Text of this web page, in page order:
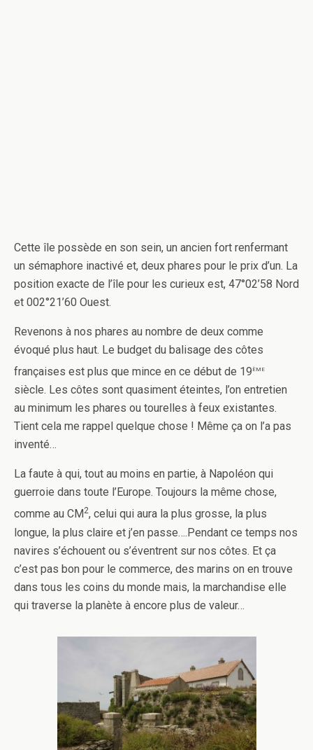
Cette île possède en son sein, un ancien fort renfermant
un sémaphore inactivé et, deux phares pour le prix d’un. La
position exacte de l’île pour les curieux est, 47°02’58 Nord
et 002°21’60 Ouest.
Revenons à nos phares au nombre de deux comme
évoqué plus haut. Le budget du balisage des côtes
françaises est plus que mince en ce début de 19ème
siècle. Les côtes sont quasiment éteintes, l’on entretien
au minimum les phares ou tourelles à feux existantes.
Tient cela me rappel quelque chose ! Même ça on l’a pas
inventé…
La faute à qui, tout au moins en partie, à Napoléon qui
guerroie dans toute l’Europe. Toujours la même chose,
comme au CM 2, celui qui aura la plus grosse, la plus
longue, la plus claire et j’en passe….Pendant ce temps nos
navires s’échouent ou s’éventrent sur nos côtes. Et ça
c’est pas bon pour le commerce, des marins on en trouve
dans tous les coins du monde mais, la marchandise elle
qui traverse la planète à encore plus de valeur…